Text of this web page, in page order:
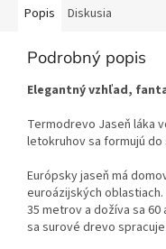
Popis Diskusia
Podrobný popis
Elegantný vzhľad,
Termodrevo Jaseň láka
letokruhov sa formujú
Európsky jaseň má
euroázijských
35 metrov a dožíva sa
sa surové drevo